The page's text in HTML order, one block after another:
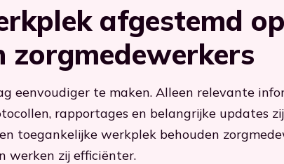
afgestemd
zorgmedewerkers
eenvoudiger te maken. Alleen relevante
rapportages en belangrijke updates
toegankelijke werkplek behouden
werken zij efficiënter.